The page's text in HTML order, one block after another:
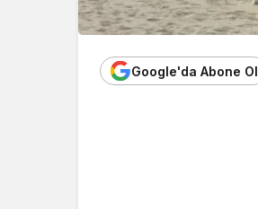
Google'da Abone Ol